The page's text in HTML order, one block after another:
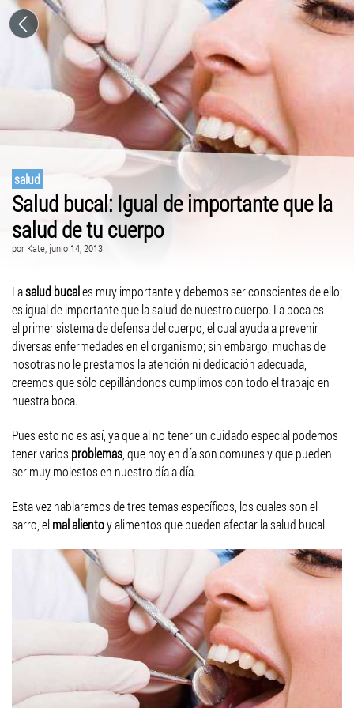
salud
Salud bucal: Igual de importante que la
salud de tu cuerpo
por Kate, junio 14, 2013
Lasalud bucales muy importante y debemos ser conscientes de ello;
es igual de importante que la salud de nuestro cuerpo. La boca es
el primer sistema de defensa del cuerpo, el cual ayuda a prevenir
diversas enfermedades en el organismo; sin embargo, muchas de
nosotras no le prestamos la atención ni dedicación adecuada,
creemos que sólo cepillándonos cumplimos con todo el trabajo en
nuestra boca.
Pues esto no es así, ya que al no tener un cuidado especial podemos
tener varios problemas , que hoy en día son comunes y que pueden
ser muy molestos en nuestro día a día.
Esta vez hablaremos de tres temas específicos, los cuales son el
sarro, elmal alientoy alimentos que pueden afectar la salud bucal.